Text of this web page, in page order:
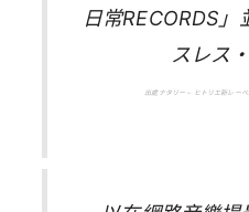
日常RECORDS
スレス
出處ナタリー – ヒトリエ新レー